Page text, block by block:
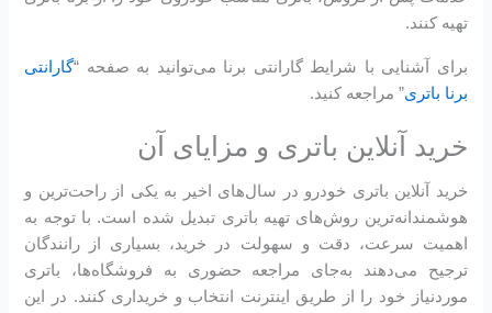
تهیه کنند.
برای آشنایی با شرایط گارانتی برنا می‌توانید به صفحه “گارانتی
برنا باتری” مراجعه کنید.
خرید آنلاین باتری و مزایای آن
خرید آنلاین باتری خودرو در سال‌های اخیر به یکی از راحت‌ترین و
هوشمندانه‌ترین روش‌های تهیه باتری تبدیل شده است. با توجه به
اهمیت سرعت، دقت و سهولت در خرید، بسیاری از رانندگان
ترجیح می‌دهند به‌جای مراجعه حضوری به فروشگاه‌ها، باتری
موردنیاز خود را از طریق اینترنت انتخاب و خریداری کنند. در این